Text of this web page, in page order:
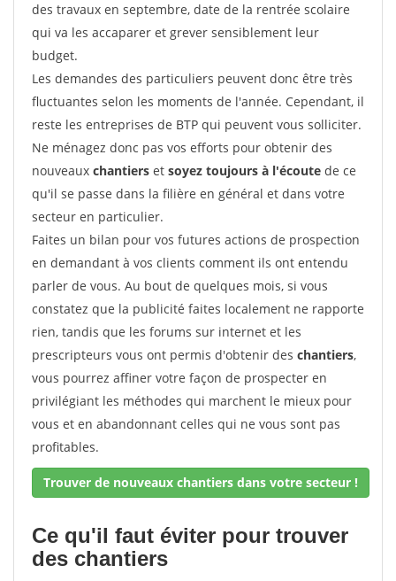
des travaux en septembre, date de la rentrée scolaire
qui va les accaparer et grever sensiblement leur
budget.
Les demandes des particuliers peuvent donc être très
fluctuantes selon les moments de l'année. Cependant, il
reste les entreprises de BTP qui peuvent vous solliciter.
Ne ménagez donc pas vos efforts pour obtenir des
nouveaux chantiers et soyez toujours à l'écoute de ce
qu'il se passe dans la filière en général et dans votre
secteur en particulier.
Faites un bilan pour vos futures actions de prospection
en demandant à vos clients comment ils ont entendu
parler de vous. Au bout de quelques mois, si vous
constatez que la publicité faites localement ne rapporte
rien, tandis que les forums sur internet et les
prescripteurs vous ont permis d'obtenir des chantiers,
vous pourrez affiner votre façon de prospecter en
privilégiant les méthodes qui marchent le mieux pour
vous et en abandonnant celles qui ne vous sont pas
profitables.
Trouver de nouveaux chantiers dans votre secteur !
Ce qu'il faut éviter pour trouver
des chantiers